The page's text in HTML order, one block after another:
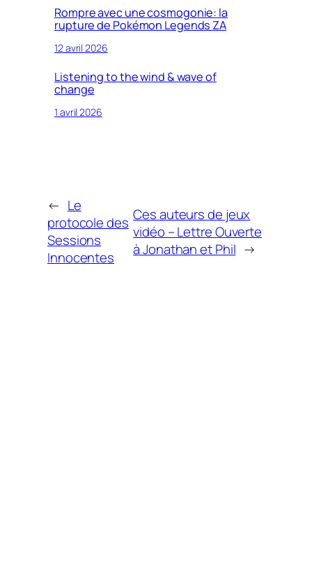
Rompre avec une cosmogonie: la
rupture de Pokémon Legends ZA
12 avril 2026
Listening to the wind & wave of
change
1 avril 2026
← Le
protocole des
Sessions
Innocentes
Ces auteurs de jeux
vidéo – Lettre Ouverte
à Jonathan et Phil →